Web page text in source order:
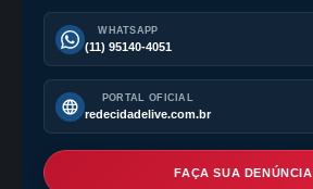
WHATSAPP
(11) 95140-4051
PORTAL OFICIAL
redecidadelive.com.br
FAÇA SUA DENÚNCIA